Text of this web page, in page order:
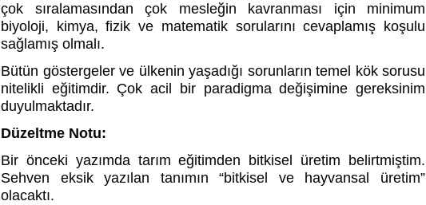
çok sıralamasından çok mesleğin kavranması için minimum
biyoloji, kimya, fizik ve matematik sorularını cevaplamış koşulu
sağlamış olmalı.
Bütün göstergeler ve ülkenin yaşadığı sorunların temel kök sorusu
nitelikli eğitimdir. Çok acil bir paradigma değişimine gereksinim
duyulmaktadır.
Düzeltme Notu:
Bir önceki yazımda tarım eğitimden bitkisel üretim belirtmiştim.
Sehven eksik yazılan tanımın “bitkisel ve hayvansal üretim”
olacaktı.